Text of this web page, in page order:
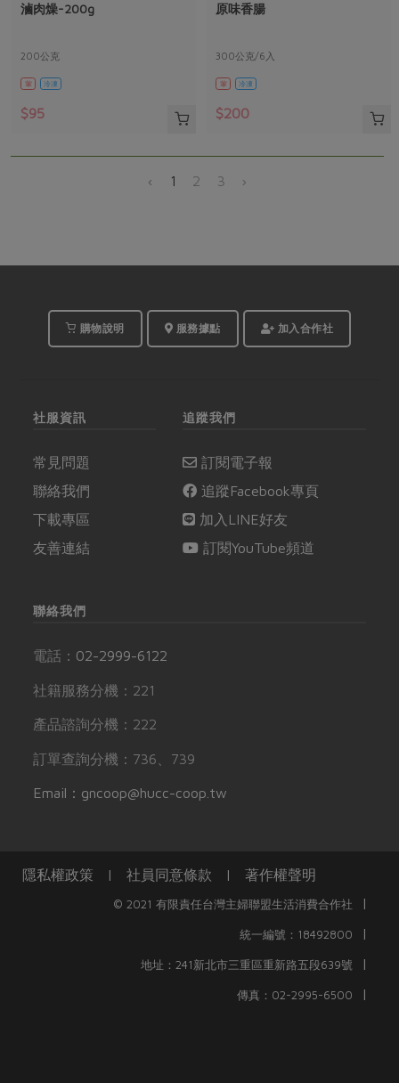
滷肉燥-200g
200公克
葷 冷凍
$95
原味香腸
300公克/6入
葷 冷凍
$200
‹ 1 2 3 ›
購物說明 服務據點 加入合作社
社服資訊
常見問題
聯絡我們
下載專區
友善連結
追蹤我們
訂閱電子報
追蹤Facebook專頁
加入LINE好友
訂閱YouTube頻道
聯絡我們
電話： 02-2999-6122
社籍服務分機：221
產品諮詢分機：222
訂單查詢分機：736、739
Email：gncoop@hucc-coop.tw
隱私權政策 | 社員同意條款 | 著作權聲明
© 2021 有限責任台灣主婦聯盟生活消費合作社 |
統一編號：18492800 |
地址：241新北市三重區重新路五段639號 |
傳真：02-2995-6500 |